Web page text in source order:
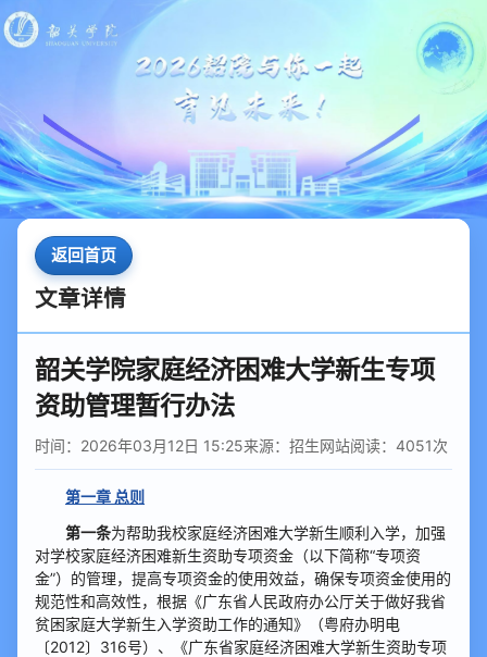
返回首页
文章详情
韶关学院家庭经济困难大学新生专项
资助管理暂行办法
时间：2026年03月12日 15:25来源：招生网站阅读： 4051次
第一章 总则
第一条为帮助我校家庭经济困难大学新生顺利入学，加强
对学校家庭经济困难新生资助专项资金（以下简称“专项资
金”）的管理，提高专项资金的使用效益，确保专项资金使用的
规范性和高效性，根据《广东省人民政府办公厅关于做好我省
贫困家庭大学新生入学资助工作的通知》（粤府办明电
〔2012〕316号）、《广东省家庭经济困难大学新生资助专项